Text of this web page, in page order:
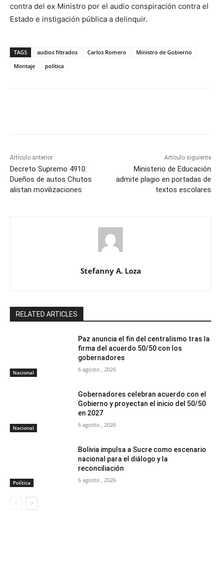
contra del ex Ministro por el audio conspiración contra el
Estado e instigación pública a delinquir.
TAGS audios filtrados Carlos Romero
Ministro de Gobierno
Montaje
política
Artículo anterior
Decreto Supremo 4910:
Dueños de autos Chutos
alistan movilizaciones
Artículo siguiente
Ministerio de Educación
admite plagio en portadas de
textos escolares
Stefanny A. Loza
RELATED ARTICLES
Nacional
Paz anuncia el fin del centralismo tras la
firma del acuerdo 50/50 con los
gobernadores
6 agosto , 2026
Nacional
Gobernadores celebran acuerdo con el
Gobierno y proyectan el inicio del 50/50
en 2027
6 agosto , 2026
Política
Bolivia impulsa a Sucre como escenario
nacional para el diálogo y la
reconciliación
6 agosto , 2026